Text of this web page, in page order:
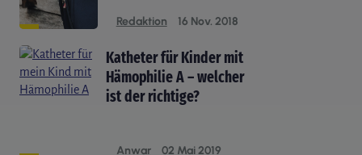
Redaktion 16 Nov. 2018
Katheter für Kinder mit
Hämophilie A – welcher
ist der richtige?
Anwar 02 Mai 2019